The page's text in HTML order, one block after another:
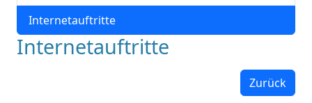
Internetauftritte
Internetauftritte
Zurück